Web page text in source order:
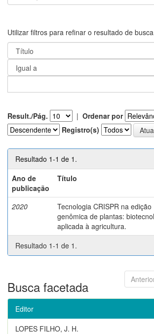
Utilizar filtros para refinar o resultado de
Result./Pág. | Ordenar por
Registro(s)
Resultado 1-1 de 1.
Ano de
publicação
Título
2020
Tecnologia CRISPR na edição
genômica de plantas:
aplicada à agricultura.
Resultado 1-1 de 1.
Busca facetada
Editor
LOPES FILHO, J. H.